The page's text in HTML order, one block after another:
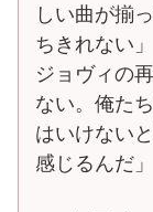
しい曲が揃
ちきれない
ジョヴィの
ない。俺た
はいけない
感じるんだ」